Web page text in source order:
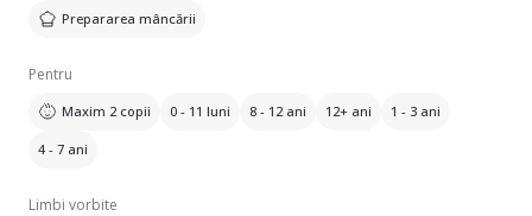
Prepararea mâncării
Pentru
Maxim 2 copii 0 - 11 luni 8 - 12 ani 12+ ani 1 - 3 ani
4 - 7 ani
Limbi vorbite